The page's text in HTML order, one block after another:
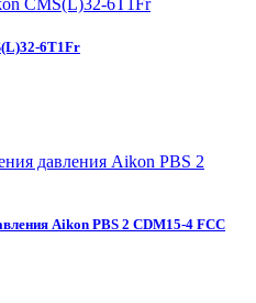
6T1Fr
Aikon PBS 2 CDM15-4 FCC